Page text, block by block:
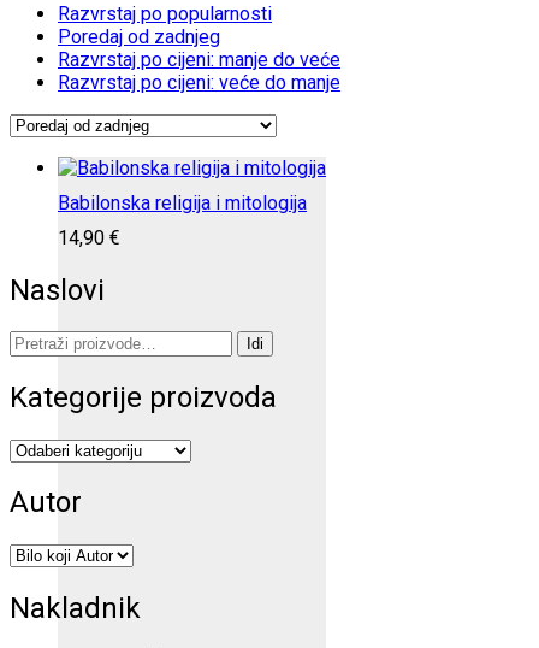
Razvrstaj po popularnosti
Poredaj od zadnjeg
Razvrstaj po cijeni: manje do veće
Razvrstaj po cijeni: veće do manje
Babilonska religija i mitologija
14,90 €
Naslovi
Pretraži: Idi
Kategorije proizvoda
Autor
Nakladnik